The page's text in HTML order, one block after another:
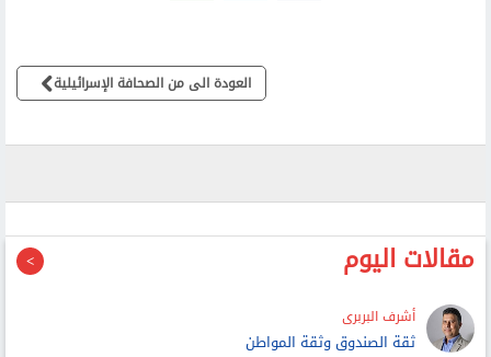
العودة الى من الصحافة الإسرائيلية
مقالات اليوم
أشرف البربرى
ثقة الصندوق وثقة المواطن